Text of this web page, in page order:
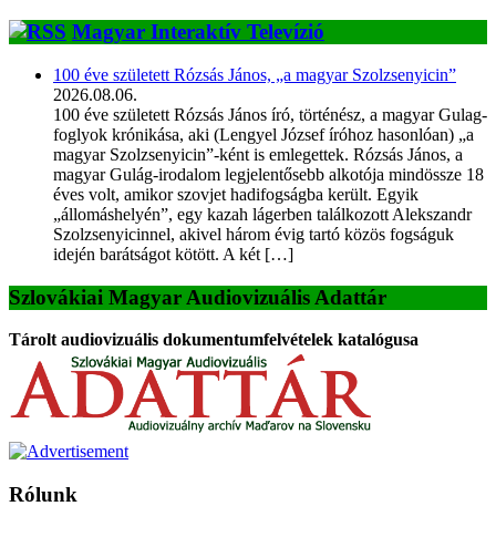
Magyar Interaktív Televízió
100 éve született Rózsás János, „a magyar Szolzsenyicin”
2026.08.06.
100 éve született Rózsás János író, történész, a magyar Gulag-
foglyok krónikása, aki (Lengyel József íróhoz hasonlóan) „a
magyar Szolzsenyicin”-ként is emlegettek. Rózsás János, a
magyar Gulág-irodalom legjelentősebb alkotója mindössze 18
éves volt, amikor szovjet hadifogságba került. Egyik
„állomáshelyén”, egy kazah lágerben találkozott Alekszandr
Szolzsenyicinnel, akivel három évig tartó közös fogságuk
idején barátságot kötött. A két […]
Szlovákiai Magyar Audiovizuális Adattár
Tárolt audiovizuális dokumentumfelvételek katalógusa
Rólunk